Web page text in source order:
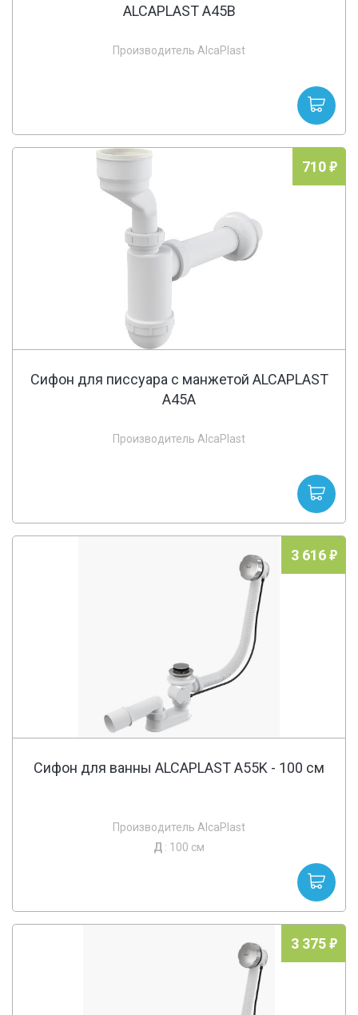
ALCAPLAST A45B
Производитель AlcaPlast
710
Cифон для писсуара с манжетой ALCAPLAST
A45A
Производитель AlcaPlast
3 616
Сифон для ванны ALCAPLAST A55K - 100 cм
Производитель AlcaPlast
Д : 100 см
3 375